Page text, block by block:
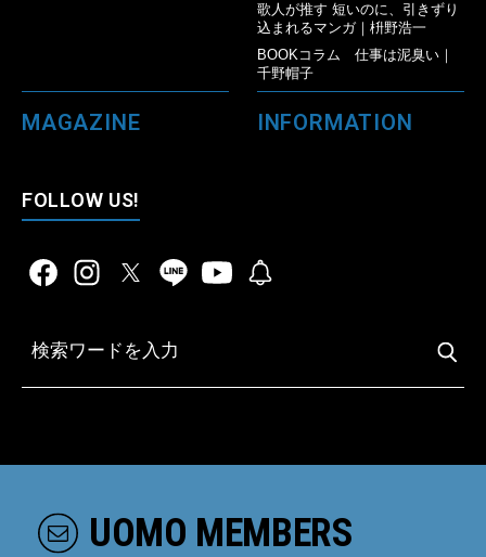
歌人が推す 短いのに、引きずり
込まれるマンガ｜枡野浩一
BOOKコラム 仕事は泥臭い｜
千野帽子
MAGAZINE INFORMATION
FOLLOW US!
UOMO MEMBERS